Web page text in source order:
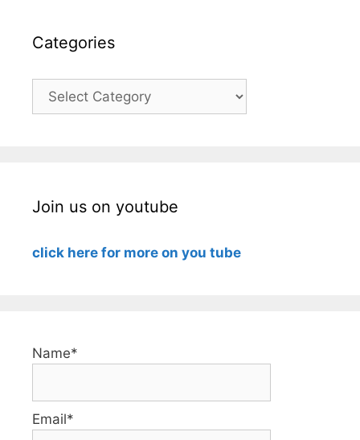
Categories
Categories
Join us on youtube
click here for more on you tube
Name*
Email*